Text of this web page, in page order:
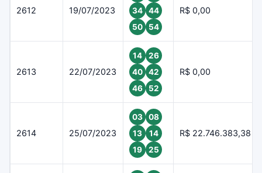
2612 19/07/2023
34
44
50
54
R$ 0,00
2613 22/07/2023
14
26
40
42
46
52
R$ 0,00
2614 25/07/2023
03
08
13
14
19
25
R$ 22.746.383,38